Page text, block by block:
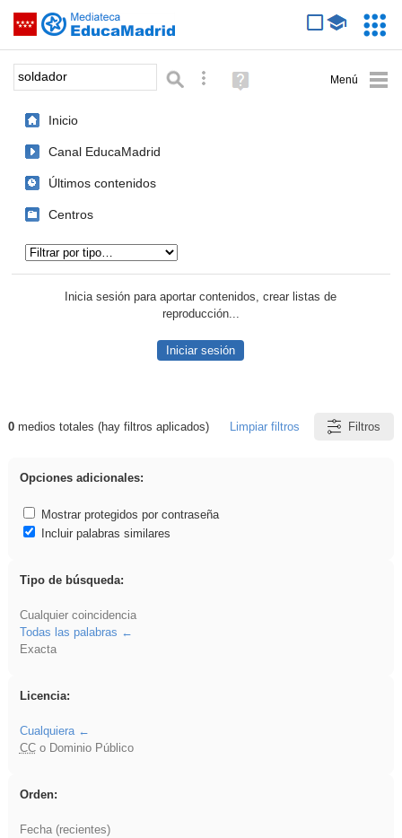
Saltar navegación
Palabra o frase: Búsqueda avanzada
Ayuda
(en
Inicio
Canal EducaMadrid
Últimos contenidos
Centros
Inicia sesión para aportar contenidos, crear listas de
reproducción...
Iniciar sesión
Resultados de: soldador
0medios totales (hay filtros aplicados) Limpiar filtros Filtros
Opciones adicionales:
Mostrar protegidos por contraseña
Incluir palabras similares
Tipo de búsqueda:
Cualquier coincidencia
Todas las palabras
Exacta
Licencia:
Cualquiera
CCo Dominio Público
Orden:
Fecha (recientes)